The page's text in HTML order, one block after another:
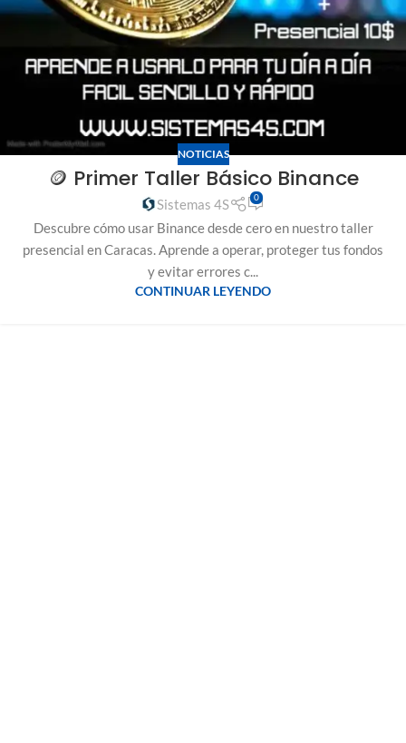
NOTICIAS
🪙 Primer Taller Básico Binance
Sistemas 4S 0
Descubre cómo usar Binance desde cero en nuestro taller
presencial en Caracas. Aprende a operar, proteger tus fondos
y evitar errores c...
CONTINUAR LEYENDO